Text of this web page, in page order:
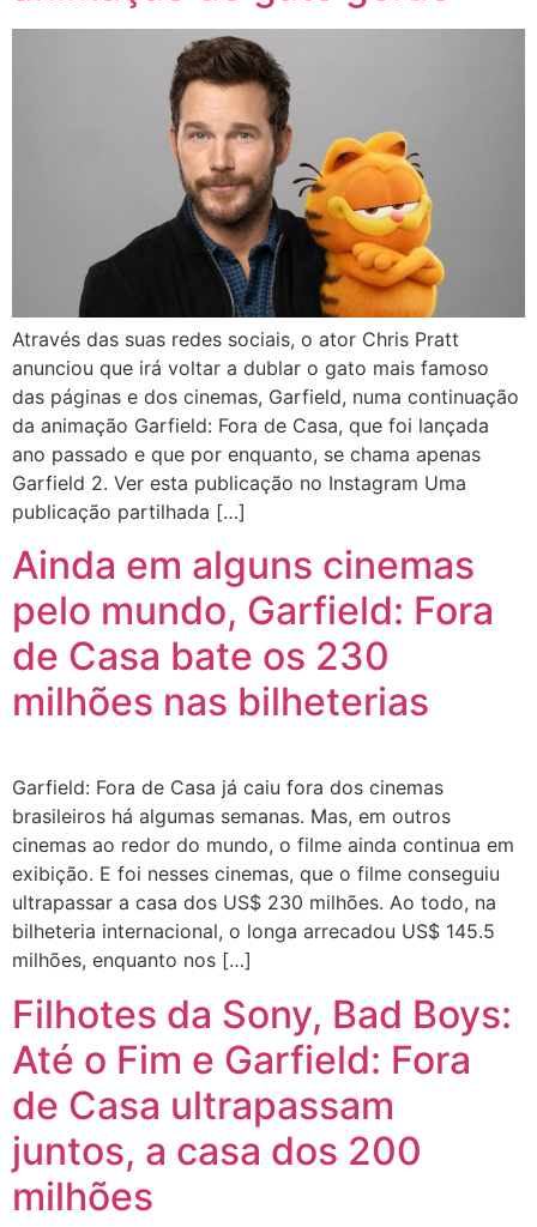
Através das suas redes sociais, o ator Chris Pratt
anunciou que irá voltar a dublar o gato mais famoso
das páginas e dos cinemas, Garfield, numa continuação
da animação Garfield: Fora de Casa, que foi lançada
ano passado e que por enquanto, se chama apenas
Garfield 2. Ver esta publicação no Instagram Uma
publicação partilhada […]
Ainda em alguns cinemas
pelo mundo, Garfield: Fora
de Casa bate os 230
milhões nas bilheterias
Garfield: Fora de Casa já caiu fora dos cinemas
brasileiros há algumas semanas. Mas, em outros
cinemas ao redor do mundo, o filme ainda continua em
exibição. E foi nesses cinemas, que o filme conseguiu
ultrapassar a casa dos US$ 230 milhões. Ao todo, na
bilheteria internacional, o longa arrecadou US$ 145.5
milhões, enquanto nos […]
Filhotes da Sony, Bad Boys:
Até o Fim e Garfield: Fora
de Casa ultrapassam
juntos, a casa dos 200
milhões